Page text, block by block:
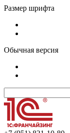
Размер шрифта
Обычная версия